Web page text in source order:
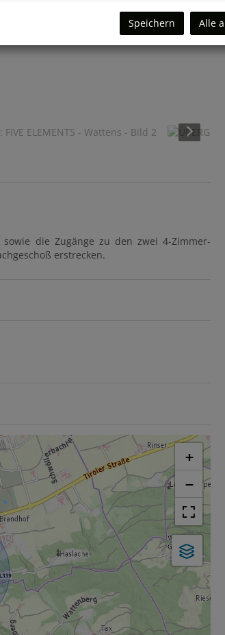
die Zugänge zu den zwei 4-Zimmer-
erstrecken.
+
−
Speichern Alle